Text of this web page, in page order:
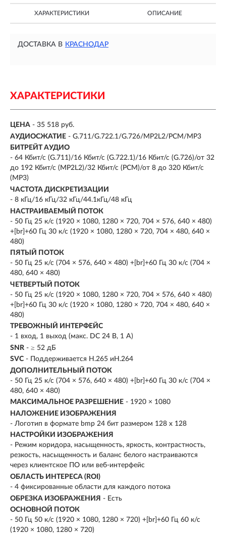
ХАРАКТЕРИСТИКИ ОПИСАНИЕ
ДОСТАВКА В КРАСНОДАР
ХАРАКТЕРИСТИКИ
ЦЕНА - 35 518 руб.
АУДИОСЖАТИЕ - G.711/G.722.1/G.726/MP2L2/PCM/MP3
БИТРЕЙТ АУДИО
- 64 Кбит/с (G.711)/16 Кбит/с (G.722.1)/16 Кбит/с (G.726)/от 32
до 192 Кбит/с (MP2L2)/32 Кбит/с (PCM)/от 8 до 320 Кбит/с
(MP3)
ЧАСТОТА ДИСКРЕТИЗАЦИИ
- 8 кГц/16 кГц/32 кГц/44.1кГц/48 кГц
НАСТРАИВАЕМЫЙ ПОТОК
- 50 Гц 25 к/с (1920 × 1080, 1280 × 720, 704 × 576, 640 × 480)
+[br]+60 Гц 30 к/с (1920 × 1080, 1280 × 720, 704 × 480, 640 ×
480)
ПЯТЫЙ ПОТОК
- 50 Гц 25 к/с (704 × 576, 640 × 480) +[br]+60 Гц 30 к/с (704 ×
480, 640 × 480)
ЧЕТВЕРТЫЙ ПОТОК
- 50 Гц 25 к/с (1920 × 1080, 1280 × 720, 704 × 576, 640 × 480)
+[br]+60 Гц 30 к/с (1920 × 1080, 1280 × 720, 704 × 480, 640 ×
480)
ТРЕВОЖНЫЙ ИНТЕРФЕЙС
- 1 вход, 1 выход (макс. DC 24 В, 1 A)
SNR - ≥ 52 дБ
SVC - Поддерживается H.265 иH.264
ДОПОЛНИТЕЛЬНЫЙ ПОТОК
- 50 Гц 25 к/с (704 × 576, 640 × 480) +[br]+60 Гц 30 к/с (704 ×
480, 640 × 480)
МАКСИМАЛЬНОЕ РАЗРЕШЕНИЕ - 1920 × 1080
НАЛОЖЕНИЕ ИЗОБРАЖЕНИЯ
- Логотип в формате bmp 24 бит размером 128 х 128
НАСТРОЙКИ ИЗОБРАЖЕНИЯ
- Режим коридора, насыщенность, яркость, контрастность,
резкость, насыщенность и баланс белого настраиваются
через клиентское ПО или веб-интерфейс
ОБЛАСТЬ ИНТЕРЕСА (ROI)
- 4 фиксированные области для каждого потока
ОБРЕЗКА ИЗОБРАЖЕНИЯ - Есть
ОСНОВНОЙ ПОТОК
- 50 Гц 50 к/с (1920 × 1080, 1280 × 720) +[br]+60 Гц 60 к/с
(1920 × 1080, 1280 × 720)